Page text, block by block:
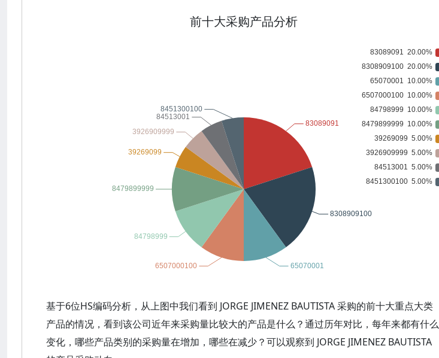
前十大采购产品分析
基于6位HS编码分析，从上图中我们看到 JORGE JIMENEZ BAUTISTA 采购的前十大重点大类
产品的情况，看到该公司近年来采购量比较大的产品是什么？通过历年对比，每年来都有什么
变化，哪些产品类别的采购量在增加，哪些在减少？可以观察到 JORGE JIMENEZ BAUTISTA